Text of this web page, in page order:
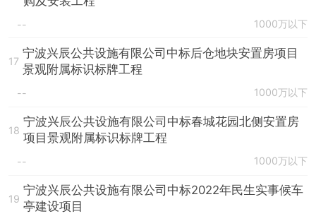
-- 1000万以下
17
宁波兴辰公共设施有限公司中标后仓地块安置房项目
景观附属标识标牌工程
-- 1000万以下
18
宁波兴辰公共设施有限公司中标春城花园北侧安置房
项目景观附属标识标牌工程
-- 1000万以下
19
宁波兴辰公共设施有限公司中标2022年民生实事候车
亭建设项目